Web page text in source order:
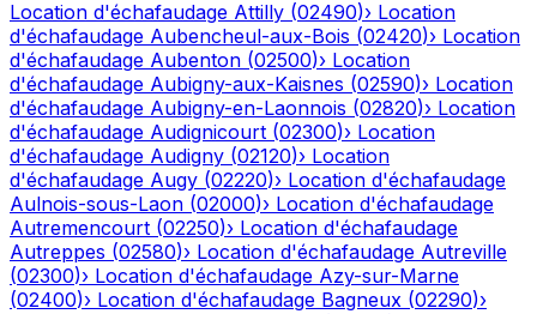
Location d'échafaudage Attilly (02490)› Location
d'échafaudage Aubencheul-aux-Bois (02420)› Location
d'échafaudage Aubenton (02500)› Location
d'échafaudage Aubigny-aux-Kaisnes (02590)› Location
d'échafaudage Aubigny-en-Laonnois (02820)› Location
d'échafaudage Audignicourt (02300)› Location
d'échafaudage Audigny (02120)› Location
d'échafaudage Augy (02220)› Location d'échafaudage
Aulnois-sous-Laon (02000)› Location d'échafaudage
Autremencourt (02250)› Location d'échafaudage
Autreppes (02580)› Location d'échafaudage Autreville
(02300)› Location d'échafaudage Azy-sur-Marne
(02400)› Location d'échafaudage Bagneux (02290)›